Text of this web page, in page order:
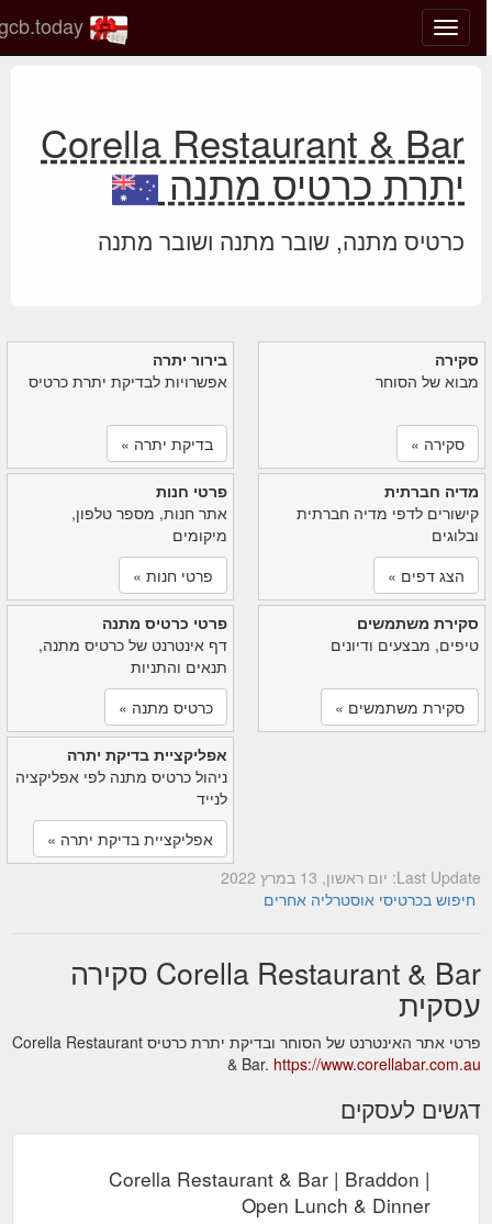
החלף
מצב
gcb.today
Corella Restaurant & Bar
יתרת כרטיס מתנה
כרטיס מתנה, שובר מתנה ושובר מתנה
בירור יתרה
אפשרויות לבדיקת יתרת כרטיס
בדיקת יתרה »
סקירה
מבוא של הסוחר
סקירה »
פרטי חנות
אתר חנות, מספר טלפון,
מיקומים
פרטי חנות »
מדיה חברתית
קישורים לדפי מדיה חברתית
ובלוגים
הצג דפים »
פרטי כרטיס מתנה
דף אינטרנט של כרטיס מתנה,
תנאים והתניות
כרטיס מתנה »
סקירת משתמשים
טיפים, מבצעים ודיונים
סקירת משתמשים »
אפליקציית בדיקת יתרה
ניהול כרטיס מתנה לפי אפליקציה
לנייד
אפליקציית בדיקת יתרה »
Last Update: יום ראשון, 13 במרץ 2022
חיפוש בכרטיסי אוסטרליה אחרים
Corella Restaurant & Bar סקירה
עסקית
פרטי אתר האינטרנט של הסוחר ובדיקת יתרת כרטיס Corella Restaurant
& Bar.https://www.corellabar.com.au
דגשים לעסקים
Corella Restaurant & Bar | Braddon |
Open Lunch & Dinner